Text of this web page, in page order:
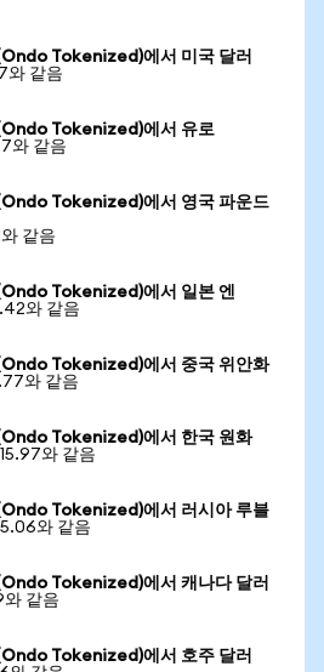
Tokenized)에서 미국 달러
와 같음
Tokenized)에서 유로
와 같음
Tokenized)에서 영국 파운드
같음
Tokenized)에서 일본 엔
와 같음
Tokenized)에서 중국 위안화
와 같음
Tokenized)에서 한국 원화
와 같음
Tokenized)에서 러시아 루블
와 같음
Tokenized)에서 캐나다 달러
같음
Tokenized)에서 호주 달러